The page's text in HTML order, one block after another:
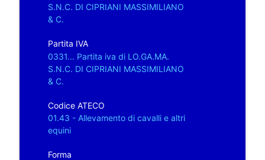
S.N.C. DI CIPRIANI MASSIMILIANO
& C.
Partita IVA
0331... Partita iva di LO.GA.MA.
S.N.C. DI CIPRIANI MASSIMILIANO
& C.
Codice ATECO
01.43 - Allevamento di cavalli e altri
equini
Forma